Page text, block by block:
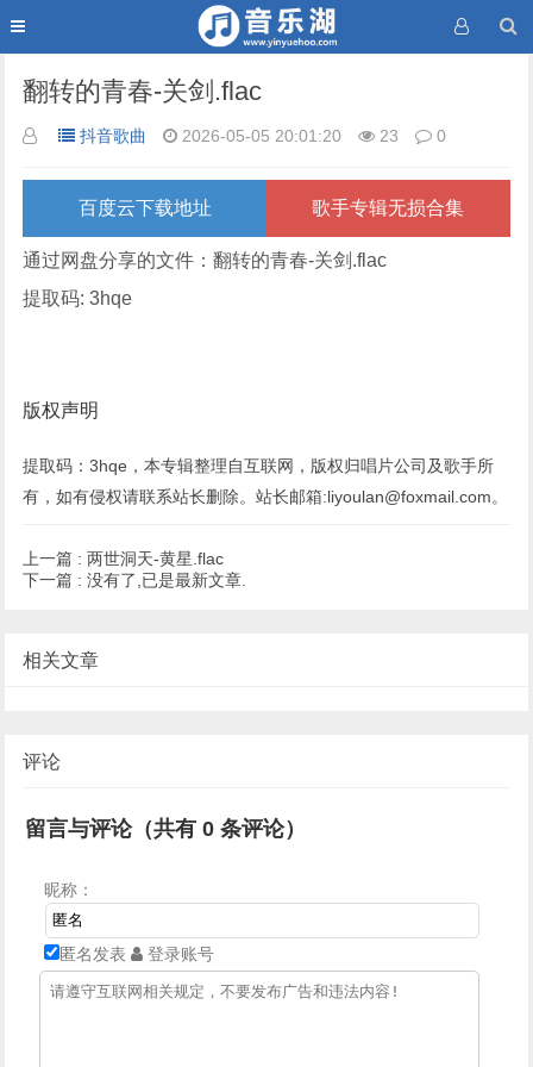
翻转的青春-关剑.flac
抖音歌曲 2026-05-05 20:01:20 23 0
百度云下载地址 歌手专辑无损合集
通过网盘分享的文件：翻转的青春-关剑.flac
提取码: 3hqe
版权声明
提取码：3hqe，本专辑整理自互联网，版权归唱片公司及歌手所
有，如有侵权请联系站长删除。站长邮箱:liyoulan@foxmail.com。
上一篇 : 两世洞天-黄星.flac
下一篇 : 没有了,已是最新文章.
相关文章
评论
留言与评论（共有0 条评论）
昵称：
匿名发表 登录账号